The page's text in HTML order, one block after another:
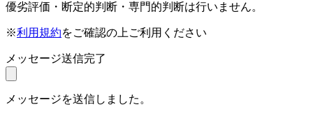
優劣評価・断定的判断・専門的判断は行いません。
※利用規約をご確認の上ご利用ください
メッセージ送信完了
メッセージを送信しました。